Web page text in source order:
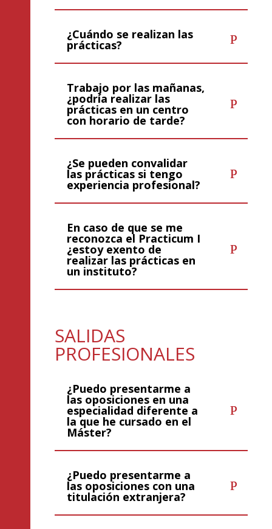
¿Cuándo se realizan las
prácticas?
Trabajo por las mañanas,
¿podría realizar las
prácticas en un centro
con horario de tarde?
¿Se pueden convalidar
las prácticas si tengo
experiencia profesional?
En caso de que se me
reconozca el Practicum I
¿estoy exento de
realizar las prácticas en
un instituto?
SALIDAS
PROFESIONALES
¿Puedo presentarme a
las oposiciones en una
especialidad diferente a
la que he cursado en el
Máster?
¿Puedo presentarme a
las oposiciones con una
titulación extranjera?